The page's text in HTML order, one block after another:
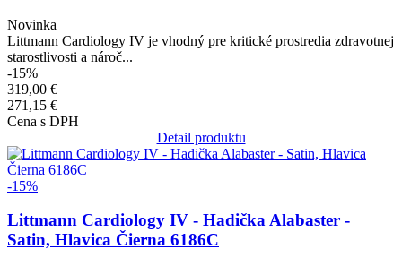
Novinka
Littmann Cardiology IV je vhodný pre kritické prostredia zdravotnej
starostlivosti a nároč...
-15%
319,00 €
271,15 €
Cena s DPH
Detail produktu
Obrázok
-15%
Littmann Cardiology IV - Hadička Alabaster -
Satin, Hlavica Čierna 6186C